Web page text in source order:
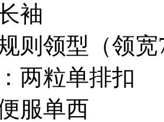
袖
则领型（领宽
两粒单排扣
服单西